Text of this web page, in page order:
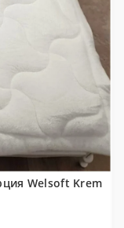
Welsoft Krem